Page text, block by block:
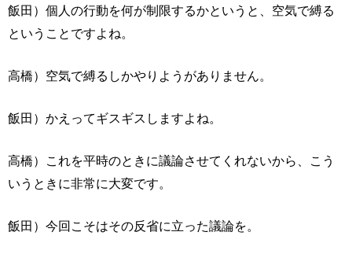
飯田）個人の行動を何が制限するかというと、空気で縛る
ということですよね。
高橋）空気で縛るしかやりようがありません。
飯田）かえってギスギスしますよね。
高橋）これを平時のときに議論させてくれないから、こう
いうときに非常に大変です。
飯田）今回こそはその反省に立った議論を。